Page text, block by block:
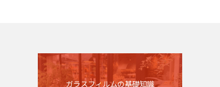
ガラスフィルムの基礎知識